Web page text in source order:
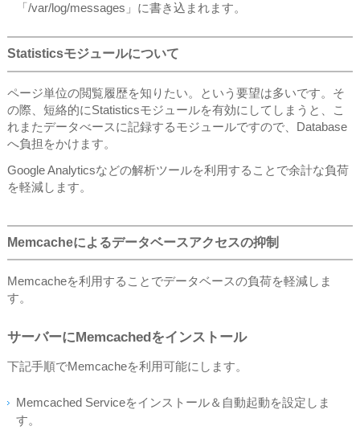
「/var/log/messages」に書き込まれます。
Statisticsモジュールについて
ページ単位の閲覧履歴を知りたい。という要望は多いです。そ
の際、短絡的にStatisticsモジュールを有効にしてしまうと、こ
れまたデータべースに記録するモジュールですので、Database
へ負担をかけます。
Google Analyticsなどの解析ツールを利用することで余計な負荷
を軽減します。
Memcacheによるデータベースアクセスの抑制
Memcacheを利用することでデータベースの負荷を軽減しま
す。
サーバーにMemcachedをインストール
下記手順でMemcacheを利用可能にします。
Memcached Serviceをインストール＆自動起動を設定しま
す。